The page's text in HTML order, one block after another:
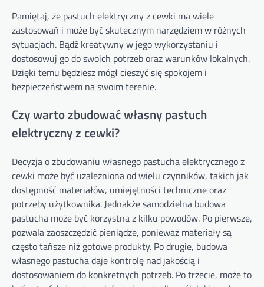
Pamiętaj, że pastuch elektryczny z cewki ma wiele
zastosowań i może być skutecznym narzędziem w różnych
sytuacjach. Bądź kreatywny w jego wykorzystaniu i
dostosowuj go do swoich potrzeb oraz warunków lokalnych.
Dzięki temu będziesz mógł cieszyć się spokojem i
bezpieczeństwem na swoim terenie.
Czy warto zbudować własny pastuch
elektryczny z cewki?
Decyzja o zbudowaniu własnego pastucha elektrycznego z
cewki może być uzależniona od wielu czynników, takich jak
dostępność materiałów, umiejętności techniczne oraz
potrzeby użytkownika. Jednakże samodzielna budowa
pastucha może być korzystna z kilku powodów. Po pierwsze,
pozwala zaoszczędzić pieniądze, ponieważ materiały są
często tańsze niż gotowe produkty. Po drugie, budowa
własnego pastucha daje kontrolę nad jakością i
dostosowaniem do konkretnych potrzeb. Po trzecie, może to